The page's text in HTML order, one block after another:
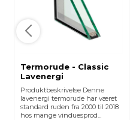
Termorude - Classic
Lavenergi
Produktbeskrivelse Denne
lavenergi termorude har været
standard ruden fra 2000 til 2018
hos mange vinduesprod...